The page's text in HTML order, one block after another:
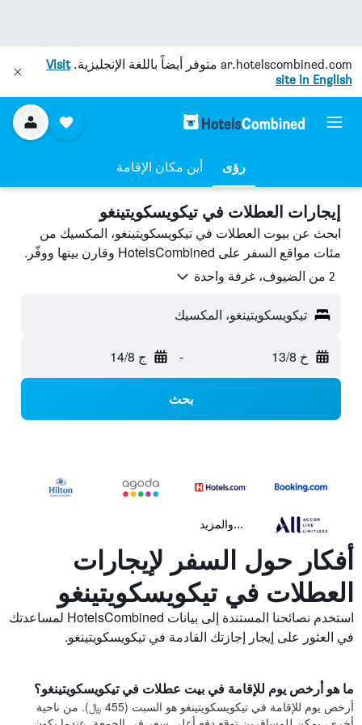
ar.hotelscombined.com متوفر أيضاً باللغة الإنجليزية.Visit
site in English
رؤى أين مكان الإقامة
إيجارات العطلات في تيكويسكويتينغو
ابحث عن بيوت العطلات في تيكويسكويتينغو، المكسيك من
مئات مواقع السفر على HotelsCombined وقارن بينها ووفّر.
2 من الضيوف، غرفة واحدة
تيكويسكويتينغو، المكسيك
خ 13/8 - ج 14/8
بحث
...والمزيد
أفكار حول السفر لإيجارات
العطلات في تيكويسكويتينغو
استخدم نصائحنا المستندة إلى بيانات HotelsCombined لمساعدتك
في العثور على إيجار إجازتك القادمة في تيكويسكويتينغو.
ما هو أرخص يوم للإقامة في بيت عطلات في تيكويسكويتينغو؟
أرخص يوم للإقامة في تيكويسكويتينغو هو السبت (455 ﷼). من ناحية